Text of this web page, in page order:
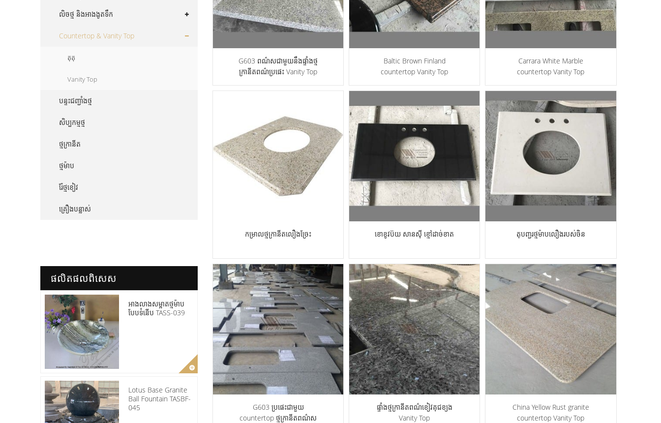
លិចថ្ម និងអាងងូតទឹក
Countertop & Vanity Top
តុតុ
Vanity Top
បន្ទះជញ្ជាំងថ្ម
សិប្បកម្មថ្ម
ថ្មក្រានីត
ថ្មម៉ាប
រ៉ែថ្មខៀវ
គ្រឿងបន្លាស់
ផលិតផល​ពិសេស
អាងលាងសម្អាតថ្មម៉ាប
បែបទំនើប TASS-039
Lotus Base Granite
Ball Fountain TASBF-
045
G603 ពណ៌សជាមួយនឹងផ្ទាំងថ្ម
ក្រានីតពណ៌ប្រផេះ Vanity Top
Baltic Brown Finland
countertop Vanity Top
Carrara White Marble
countertop Vanity Top
កម្រាលថ្មក្រានីតលឿងច្រែះ ខោខូវប៊យ សានស៊ី ខ្មៅដាច់ខាត តុបញ្ជរថ្មម៉ាបលឿងរបស់ចិន
G603 ប្រផេះជាមួយ
countertop ថ្មក្រានីតពណ៌ស
ផ្ទាំងថ្មក្រានីតពណ៌ខៀវគុជខ្យង
Vanity Top
China Yellow Rust granite
countertop Vanity Top